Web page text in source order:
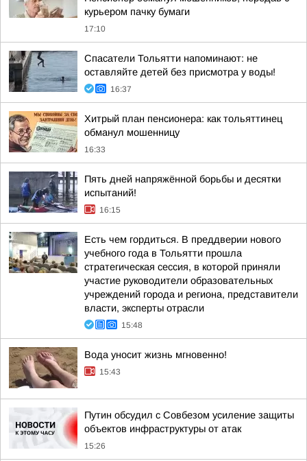
курьером пачку бумаги
17:10
Спасатели Тольятти напоминают: не
оставляйте детей без присмотра у воды!
16:37
Хитрый план пенсионера: как тольяттинец
обманул мошенницу
16:33
Пять дней напряжённой борьбы и десятки
испытаний!
16:15
Есть чем гордиться. В преддверии нового
учебного года в Тольятти прошла
стратегическая сессия, в которой приняли
участие руководители образовательных
учреждений города и региона, представители
власти, эксперты отрасли
15:48
Вода уносит жизнь мгновенно!
15:43
Путин обсудил с Совбезом усиление защиты
объектов инфраструктуры от атак
15:26